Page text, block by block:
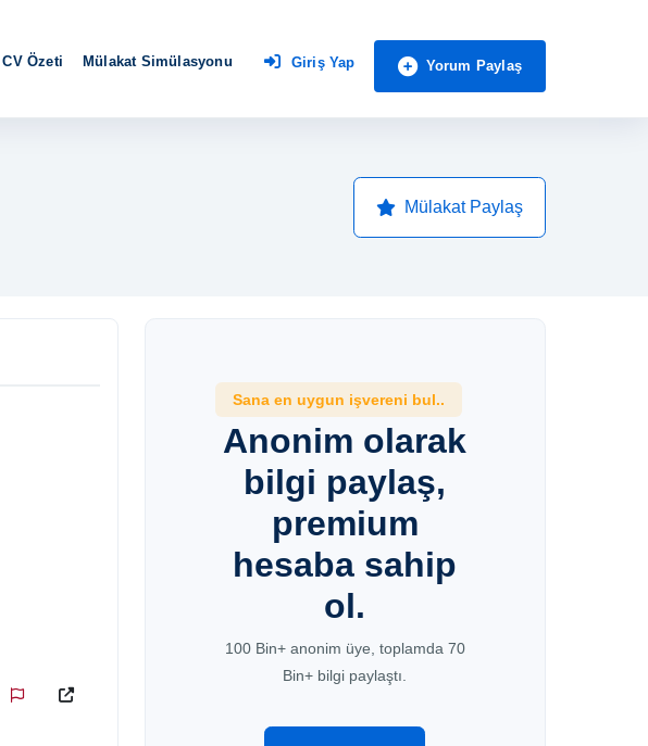
Özeti Mülakat Simülasyonu Giriş Yap Yorum Paylaş
Mülakat Paylaş
Sana en uygun işvereni bul..
Anonim olarak
bilgi paylaş,
premium
hesaba sahip
ol.
100 Bin+ anonim üye, toplamda 70
Bin+ bilgi paylaştı.